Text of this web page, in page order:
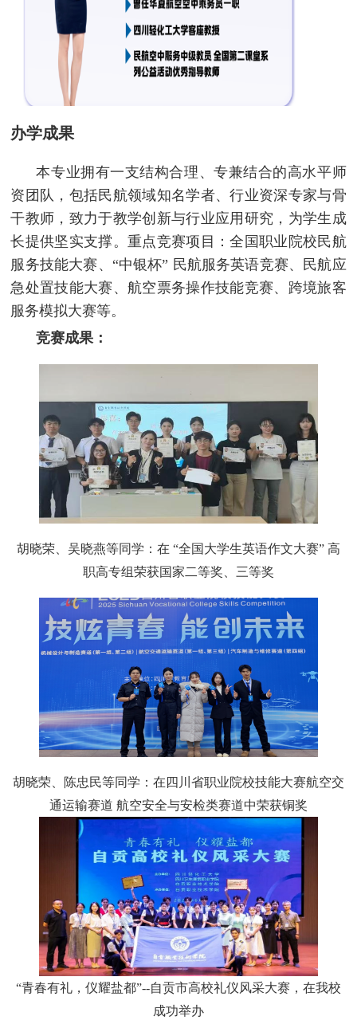
办学成果
本专业拥有一支结构合理、专兼结合的高水平师
资团队，包括民航领域知名学者、行业资深专家与骨
干教师，致力于教学创新与行业应用研究，为学生成
长提供坚实支撑。重点竞赛项目：全国职业院校民航
服务技能大赛、“中银杯” 民航服务英语竞赛、民航应
急处置技能大赛、航空票务操作技能竞赛、跨境旅客
服务模拟大赛等。
竞赛成果：
胡晓荣、吴晓燕等同学：在 “全国大学生英语作文大赛” 高
职高专组荣获国家二等奖、三等奖
胡晓荣、陈忠民等同学：在四川省职业院校技能大赛航空交
通运输赛道 航空安全与安检类赛道中荣获铜奖
“青春有礼，仪耀盐都”--自贡市高校礼仪风采大赛，在我校
成功举办